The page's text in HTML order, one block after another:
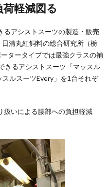
荷軽減図る
るアシストスーツの製造・販売
清丸紅飼料の総合研究所（栃
タータイプでは最強クラスの補
きるアシストスーツ「マッスル
ルスーツEvery」を1台それぞ
扱いによる腰部への負担軽減